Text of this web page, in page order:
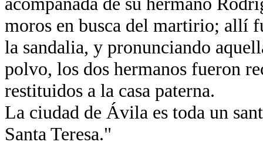
moros en busca del martirio; allí
la sandalia, y pronunciando
polvo, los dos hermanos fueron
restituidos a la casa paterna.
La ciudad de Ávila es toda un
Santa Teresa."